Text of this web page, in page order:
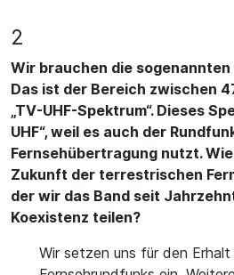
2
Wir brauchen die sogenannten
Das ist der Bereich zwischen
„TV-UHF-Spektrum“. Dieses
UHF“, weil es auch der
Fernsehübertragung nutzt.
Zukunft der terrestrischen
der wir das Band seit
Koexistenz teilen?
Wir setzen uns für den